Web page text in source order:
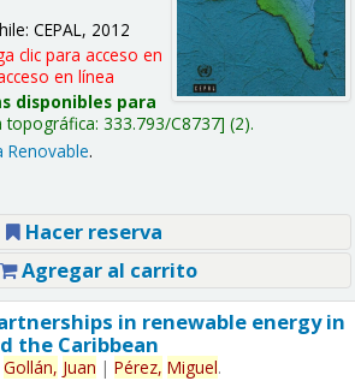
CEPAL, 2012
clic para acceso en
en línea
disponibles para
topográfica: 333.793/C8737 (2).
Renovable.
Hacer reserva
Agregar al carrito
in renewable energy in
the Caribbean
Gollán, Juan | Pérez, Miguel.